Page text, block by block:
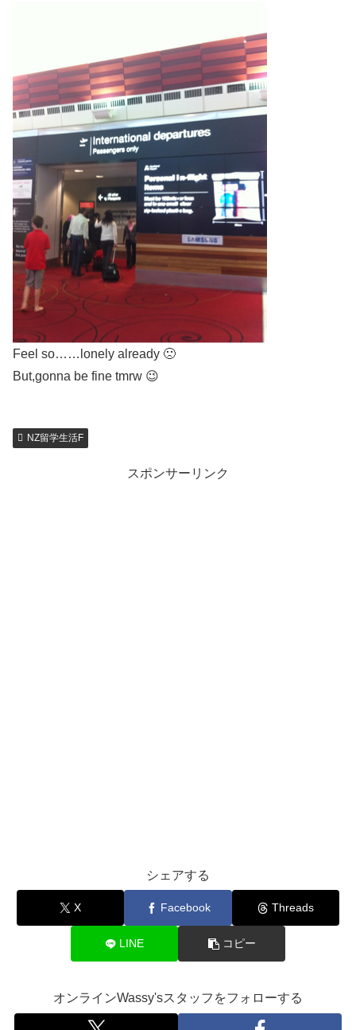
Feel so……lonely already 🙁
But,gonna be fine tmrw 😉
NZ留学生活F
スポンサーリンク
シェアする
X Facebook Threads
LINE コピー
オンラインWassy'sスタッフをフォローする